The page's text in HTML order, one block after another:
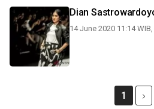
Dian
14 June 2020 11:14
1